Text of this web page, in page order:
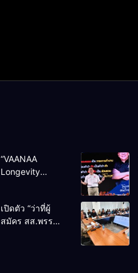
“VAANAA
Longevity
เอนต์ใหญ่สุดใน
อาเซียน
เปิดตัว “ว่าที่ผู้
สมัคร สส.พรรค